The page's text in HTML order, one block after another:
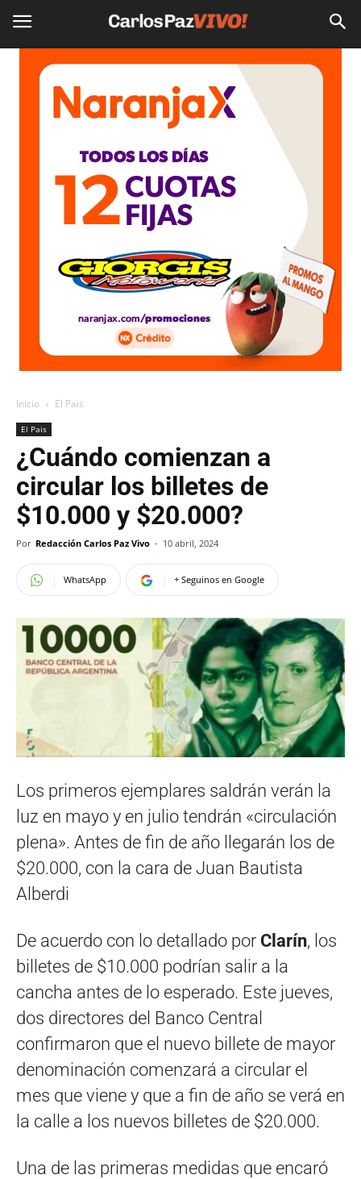
Inicio El Pais
El Pais
¿Cuándo comienzan a
circular los billetes de
$10.000 y $20.000?
Por Redacción Carlos Paz Vivo - 10 abril, 2024
WhatsApp + Seguinos en Google
Los primeros ejemplares saldrán verán la
luz en mayo y en julio tendrán «circulación
plena». Antes de fin de año llegarán los de
$20.000, con la cara de Juan Bautista
Alberdi
De acuerdo con lo detallado por Clarín, los
billetes de $10.000 podrían salir a la
cancha antes de lo esperado. Este jueves,
dos directores del Banco Central
confirmaron que el nuevo billete de mayor
denominación comenzará a circular el
mes que viene y que a fin de año se verá en
la calle a los nuevos billetes de $20.000.
Una de las primeras medidas que encaró